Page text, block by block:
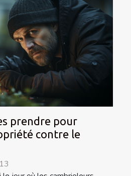
prendre pour
contre le